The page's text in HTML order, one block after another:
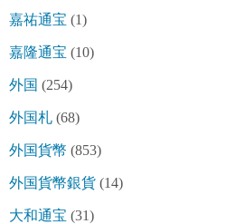
嘉祐通宝 (1)
嘉隆通宝 (10)
外国 (254)
外国札 (68)
外国貨幣 (853)
外国貨幣銀貨 (14)
大和通宝 (31)